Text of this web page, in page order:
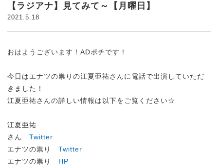
【ラジアナ】見てみて～【月曜日】
2021.5.18
おはようございます！ADポチです！
今日はエナツの祟りの江夏亜祐さんに電話で出演していただ
きました！
江夏亜祐さんの詳しい情報は以下をご覧ください☆
江夏亜祐
さん Twitter
エナツの祟り Twitter
エナツの祟り HP